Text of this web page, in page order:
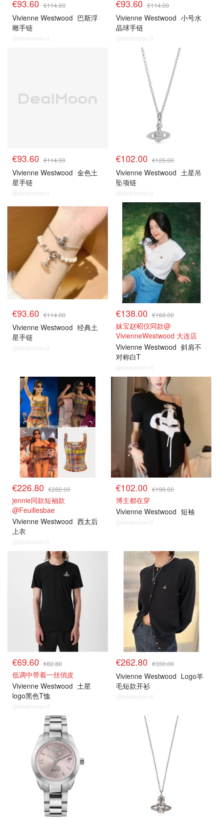
€93.60 €114.00
Vivienne Westwood 巴斯浮
雕手链
@dealmoon.it
€93.60 €114.00
Vivienne Westwood 小号水
晶球手链
@dealmoon.it
€93.60 €114.00
Vivienne Westwood 金色土
星手链
@dealmoon.it
€102.00 €126.00
Vivienne Westwood 土星吊
坠项链
@dealmoon.it
€93.60 €114.00
Vivienne Westwood 经典土
星手链
@dealmoon.it
€138.00 €168.00
妹宝赵昭仪同款@
VivienneWestwood 大连店
Vivienne Westwood 斜肩不
对称白T
@dealmoon.it
€226.80 €282.00
jennie同款短袖款
@Feuillesbae
Vivienne Westwood 西太后
上衣
@dealmoon.it
€102.00 €198.00
博主都在穿
Vivienne Westwood 短袖
@dealmoon.it
€69.60 €82.80
低调中带着一丝俏皮
Vivienne Westwood 土星
logo黑色T恤
@dealmoon.it
€262.80 €330.00
Vivienne Westwood Logo羊
毛短款开衫
@dealmoon.it